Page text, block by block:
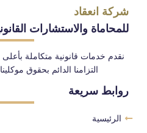
شركة انعقاد
للمحاماة والاستشارات
نقدم خدمات قانونية متكاملة بأعلى
التزامنا الدائم بحقوق
روابط سريعة
الرئيسية